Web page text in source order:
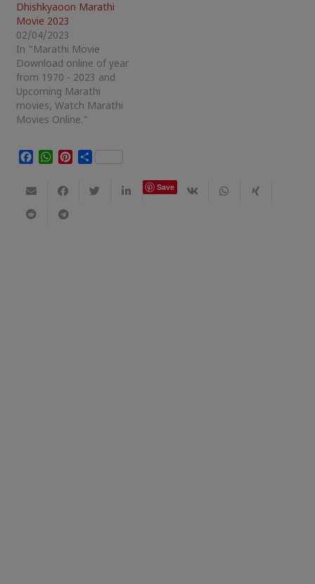
Dhishkyaoon Marathi
Movie 2023
02/04/2023
In "Marathi Movie
Download online of year
from 1970 - 2023 and
Upcoming Marathi
movies, Watch Marathi
Movies Online."
Facebook
WhatsApp
Pinterest
Share
Save